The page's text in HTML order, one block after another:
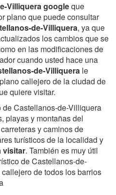
Villiquera googleque
plano que puede consultar
de-Villiquera, ya que
los cambios que se
en las modificaciones de
cuando usted hace una
de-Villiquera le
callejero de la ciudad de
quiere visitar.
Castellanos-de-Villiquera
playas y montañas del
y caminos de
turísticos de la localidad y
visitar. También es muy útil
de Castellanos-de-
de todos los barrios